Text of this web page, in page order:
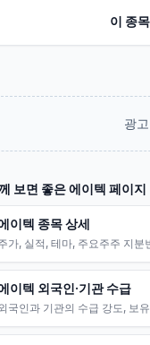
이 종
광
보면 좋은에이텍 페이지
이텍 종목 상세
가, 실적, 테마, 주요주주 지
이텍 외국인·기관 수급
국인과 기관의 수급 강도, 보